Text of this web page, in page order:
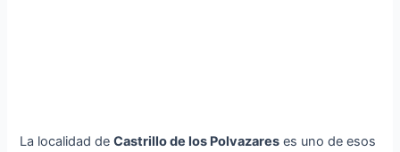
La localidad deCastrillo de los Polvazares es uno de esos